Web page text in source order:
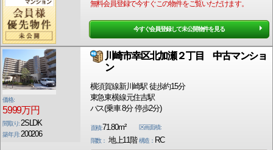
無料会員登録で今すぐこの物件をご覧いただけます。
今すぐ会員登録して未公開物件を見る
価格:
5999万円
間取り:2SLDK
築年月:200206
川崎市幸区北加瀬２丁目 中古マンショ
ン
横須賀線新川崎駅 徒歩約15分
東急東横線元住吉駅
バス(乗車 8分 停歩2分)
面積:71.80m²
区画面積:
階数： 地上11階 構造： RC